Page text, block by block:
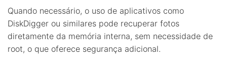
Quando necessário, o uso de aplicativos como
DiskDigger ou similares pode recuperar fotos
diretamente da memória interna, sem necessidade de
root, o que oferece segurança adicional.